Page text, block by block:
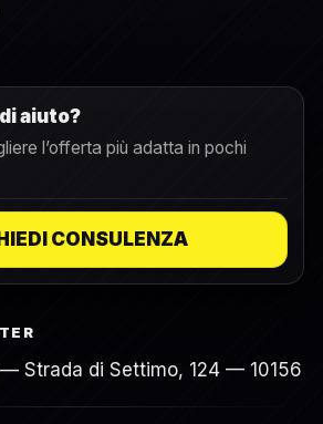
aiuto?
l’offerta più adatta in pochi
CONSULENZA
— Strada di Settimo, 124 — 10156